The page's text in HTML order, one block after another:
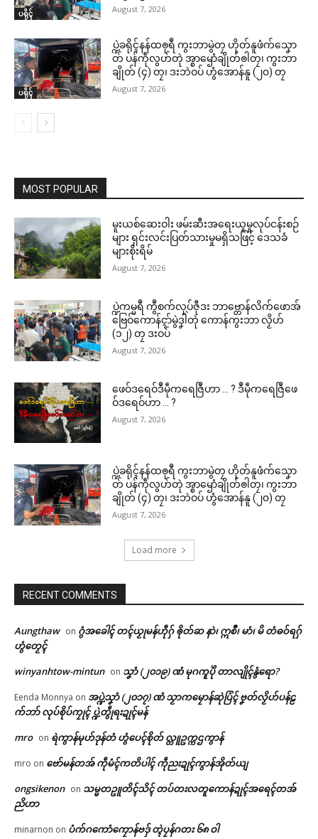
ပရိုၚ် August 7, 2026
ပရိုၚ်
ပ္ဍဲခရိုၚ်နန်ထၜုရဳ ကွးဘာမွဲတၠ ဟိုတ်နူဖံက်သၞော
တ် ပန်ကဵုလွဟ်တုဲ အ္စာၝောံချိုတ်ၜါတၠ၊ ကွးဘာ
ချိုတ် (၄) တၠ၊ ဒးဘဲဝပ် ဟွံအောန်နူ (၂၀) တၠ
August 7, 2026
MOST POPULAR
မူးယစ်ဆေးဝါး ဖမ်းဆီးအရေးယူမှုလုပ်ငန်းစဉ်
များ ရှင်းလင်းပြတ်သားမှုမရှိသဖြင့် ဒေသခံ
များစိုးရိမ်
August 7, 2026
ပ္ဍဲကမ္မရဳ ကွဳစက်လုပ်ဇီုဒး ဘာဗ္တောန်လိက်ဖောအ်
ဗြေဝ်ကောန်ၚာ်မွဲဒၞါဲတုဲ ကောန်ကွးဘာ လၟိဟ်
(၁၂) တၠ ဒးဝပ်
August 7, 2026
ဖေဝ်ဒရေဝ်ဒဳမဵုကရေဇြဳဟာ … ? ဒဳမဵုကရေဇြဳဖေ
ဝ်ဒရေဝ်ဟာ … ?
August 7, 2026
ပ္ဍဲခရိုၚ်နန်ထၜုရဳ ကွးဘာမွဲတၠ ဟိုတ်နူဖံက်သၞော
တ် ပန်ကဵုလွဟ်တုဲ အ္စာၝောံချိုတ်ၜါတၠ၊ ကွးဘာ
ချိုတ် (၄) တၠ၊ ဒးဘဲဝပ် ဟွံအောန်နူ (၂၀) တၠ
August 7, 2026
Load more
RECENT COMMENTS
Aungthaw on ဂွံအခေါၚ် တၚ်ယၟုမန်ဟီုဂှ် ၜိုတ်ဆ နာဲ၊ ဣစဳ၊ မာံ၊ မိ တံဓဝ်ရဂှ်
ဟွံတၟေၚ်
winyanhtow-mintun on သၞာံ (၂၀၁၉) ဏံ မုဂကူပိုဲ တာလျိုၚ်နွံရော?
Eenda Monnya on အပ္ဍဲသၞာံ (၂၀၁၇) ဏံ သၟာကမၠောန်ဆုဲပြံၚ် ဗၞတ်လၟိဟ်ပန်ဠ
က်ဘာ် လုပ်စိုပ်ကၠုၚ် ပ္ဍဲတွဵုရးဍုၚ်မန်
mro on ရဲကွာန်မုဟ်ဒုန်တံ ဟွံပေၚ်စိုတ် လ္တူဥက္ကဌကွာန်
mro on ဗော်မန်တအ် ကဵုမံၚ်ကတိပါၚ် ကဵုညးဍုၚ်ကွာန်အိုတ်ယျ
ongsikenon on သမ္မတဥူတိၚ်သိၚ် တပ်တးလတူကောန်ဍုၚ်အရေၚ်တအ်
ညိဟာ
minarnon on ပံက်ဂကောံကၠောန်ဗဒှ် တ္ၚဲပၠန်ဂတး ၆၈ ဝါ